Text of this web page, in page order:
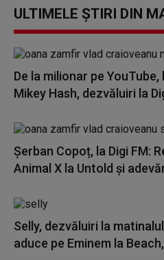
ULTIMELE ȘTIRI DIN
De la milionar pe
Mikey Hash, dezvăluiri la
Șerban Copoț, la Digi FM:
Animal X la Untold și
Selly, dezvăluiri la
aduce pe Eminem la